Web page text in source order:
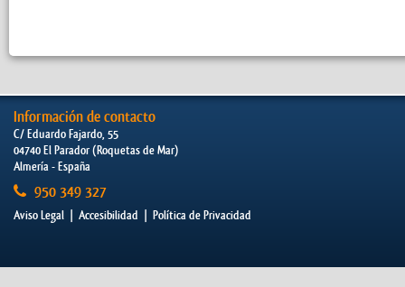
Información de contacto
C/ Eduardo Fajardo, 55
04740 El Parador (Roquetas de Mar)
Almería - España
950 349 327
Aviso Legal Accesibilidad Política de Privacidad